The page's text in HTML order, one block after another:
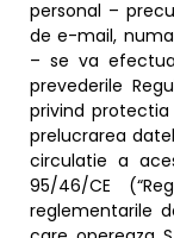
personal –
de e-mail,
– se va
prevederile
privind
prelucrarea
circulatie a
95/46/CE
reglementarile